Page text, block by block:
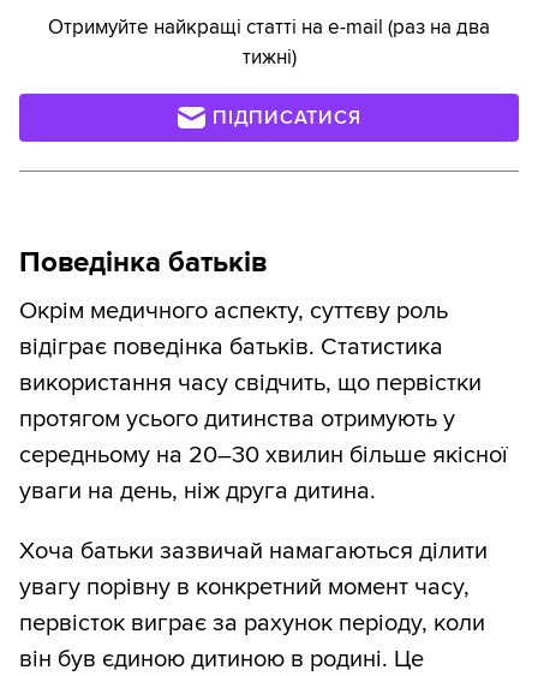
Отримуйте найкращі статті на e-mail (раз на два
тижні)
ПІДПИСАТИСЯ
Поведінка батьків
Окрім медичного аспекту, суттєву роль
відіграє поведінка батьків. Статистика
використання часу свідчить, що первістки
протягом усього дитинства отримують у
середньому на 20–30 хвилин більше якісної
уваги на день, ніж друга дитина.
Хоча батьки зазвичай намагаються ділити
увагу порівну в конкретний момент часу,
первісток виграє за рахунок періоду, коли
він був єдиною дитиною в родині. Це